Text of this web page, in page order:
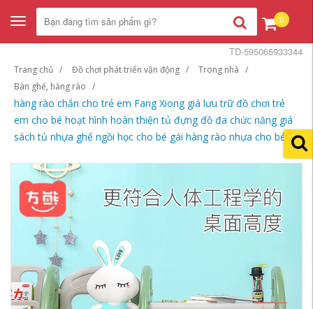
Toggle
navigation
0
Trang chủ Đồ chơi phát triển vận động
Trong nhà
Bàn ghế, hàng rào
hàng rào chắn cho trẻ em Fang Xiong giá lưu trữ đồ chơi trẻ
em cho bé hoạt hình hoàn thiện tủ đựng đồ đa chức năng giá
sách tủ nhựa ghế ngồi học cho bé gái hàng rào nhựa cho bé
TD-595065933344